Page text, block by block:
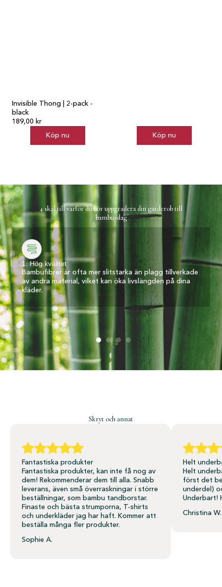
Invisible Thong | 2-pack -
black
189,00 kr
Köp nu
Köp nu
4 skäl till varför du bör uppgradera din garderob till
bambu idag
1. Hög kvalitet
Bambufibrer är ofta mer slitstarka än plagg tillverkade
av andra material, vilket kan öka livslängden på dina
kläder.
Skryt och annat
Fantastiska produkter
Fantastiska produkter, kan inte få nog av
dem! Rekommenderar dem till alla. Snabb
leverans, även små överraskningar i större
beställningar, som bambu tandborstar.
Finaste och bästa strumporna, T-shirts
och underkläder jag har haft. Kommer att
beställa många fler produkter.
Sophie A.
Helt
Helt
först det
underdel)
Underbart!
Christina W.